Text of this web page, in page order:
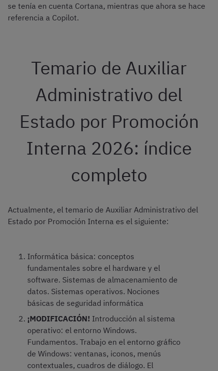
se tenía en cuenta Cortana, mientras que ahora se hace
referencia a Copilot.
Temario de Auxiliar
Administrativo del
Estado por Promoción
Interna 2026: índice
completo
Actualmente, el temario de Auxiliar Administrativo del
Estado por Promoción Interna es el siguiente:
Informática básica: conceptos
fundamentales sobre el hardware y el
software. Sistemas de almacenamiento de
datos. Sistemas operativos. Nociones
básicas de seguridad informática
¡MODIFICACIÓN! Introducción al sistema
operativo: el entorno Windows.
Fundamentos. Trabajo en el entorno gráfico
de Windows: ventanas, iconos, menús
contextuales, cuadros de diálogo. El